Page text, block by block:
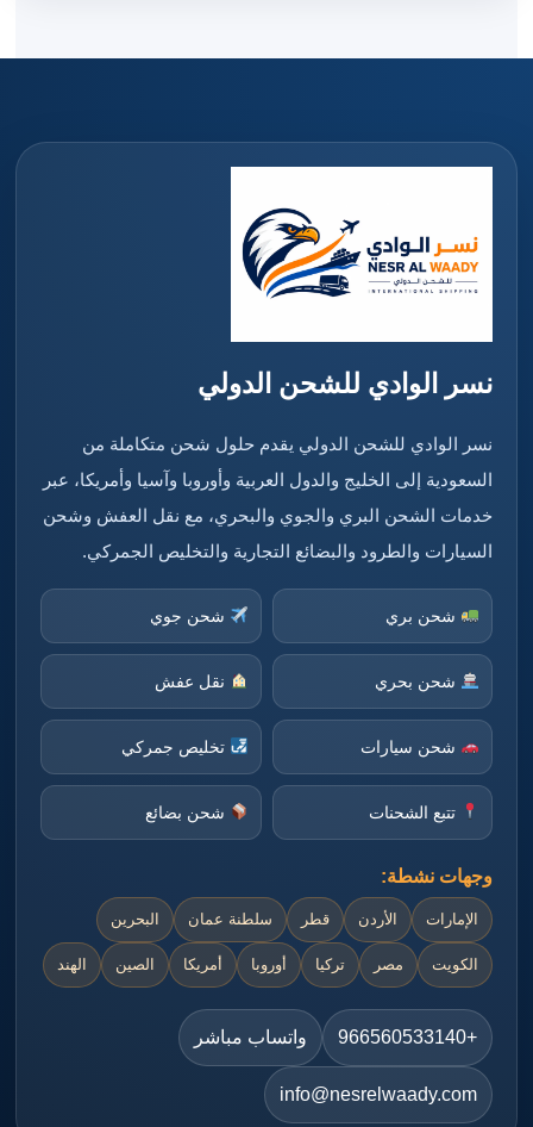
نسر الوادي للشحن الدولي
نسر الوادي للشحن الدولي يقدم حلول شحن متكاملة من
السعودية إلى الخليج والدول العربية وأوروبا وآسيا وأمريكا، عبر
خدمات الشحن البري والجوي والبحري، مع نقل العفش وشحن
السيارات والطرود والبضائع التجارية والتخليص الجمركي.
شحن بري شحن جوي
شحن بحري نقل عفش
شحن سيارات تخليص جمركي
تتبع الشحنات شحن بضائع
وجهات نشطة:
الإمارات الأردن قطر سلطنة عمان البحرين
الكويت مصر تركيا أوروبا أمريكا الصين الهند
+966560533140 واتساب مباشر
info@nesrelwaady.com